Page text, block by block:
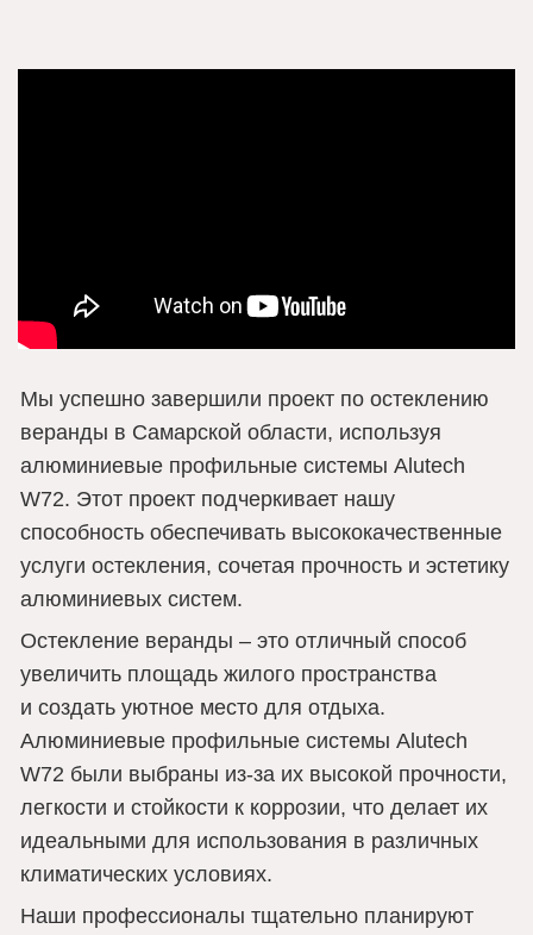
Мы успешно завершили проект по остеклению
веранды в Самарской области, используя
алюминиевые профильные системы Alutech
W72. Этот проект подчеркивает нашу
способность обеспечивать высококачественные
услуги остекления, сочетая прочность и эстетику
алюминиевых систем.
Остекление веранды – это отличный способ
увеличить площадь жилого пространства
и создать уютное место для отдыха.
Алюминиевые профильные системы Alutech
W72 были выбраны из-за их высокой прочности,
легкости и стойкости к коррозии, что делает их
идеальными для использования в различных
климатических условиях.
Наши профессионалы тщательно планируют